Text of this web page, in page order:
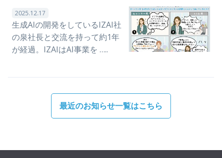
2025.12.17
生成AIの開発をしているIZAI社
の泉社長と交流を持って約1年
が経過。IZAIはAI事業を …..
最近のお知らせ一覧はこちら